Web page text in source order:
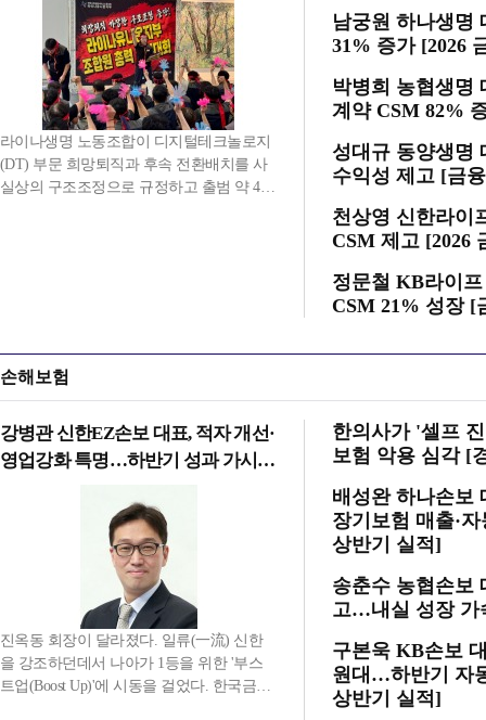
라이나생명 노동조합이 디지털테크놀로지
(DT) 부문 희망퇴직과 후속 전환배치를 사
실상의 구조조정으로 규정하고 출범 약 4년
남궁원 하나생명
31% 증가 [2026
박병희 농협생명
계약 CSM 82%
성대규 동양생명
수익성 제고 [금
천상영 신한라이
CSM 제고 [2026
정문철 KB라이
CSM 21% 성장 [
손해보험
강병관 신한EZ손보 대표, 적자 개선·
영업강화 특명…하반기 성과 가시화
진옥동 회장이 달라졌다. 일류(一流) 신한
을 강조하던데서 나아가 1등을 위한 '부스
트업(Boost Up)'에 시동을 걸었다. 한국금융
한의사가 '셀프
보험 악용 심각 [
배성완 하나손보
장기보험 매출·
상반기 실적]
송춘수 농협손보
고…내실 성장 가
구본욱 KB손보
원대…하반기 자
상반기 실적]